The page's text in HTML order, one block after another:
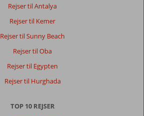
Rejser til Antalya
Rejser til Kemer
Rejser til Sunny Beach
Rejser til Oba
Rejser til Egypten
Rejser til Hurghada
TOP 10 REJSER